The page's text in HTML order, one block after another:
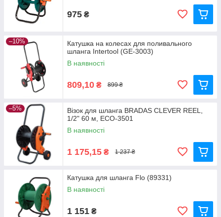
975 ₴
–10%
Катушка на колесах для поливального
шланга Intertool (GE-3003)
В наявності
809,10 ₴ 899 ₴
–5%
Візок для шланга BRADAS CLEVER REEL,
1/2" 60 м, ECO-3501
В наявності
1 175,15 ₴ 1 237 ₴
Катушка для шланга Flo (89331)
В наявності
1 151 ₴